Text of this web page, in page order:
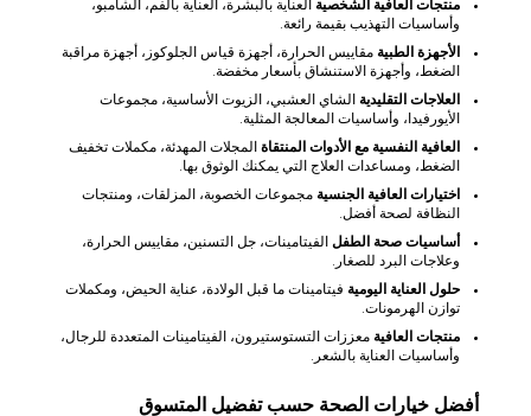
منتجات العافية الشخصية العناية بالبشرة، العناية بالفم، الشامبو،
وأساسيات التهذيب بقيمة رائعة.
الأجهزة الطبية مقاييس الحرارة، أجهزة قياس الجلوكوز، أجهزة مراقبة
الضغط، وأجهزة الاستنشاق بأسعار مخفضة.
العلاجات التقليدية الشاي العشبي، الزيوت الأساسية، مجموعات
الأيورفيدا، وأساسيات المعالجة المثلية.
العافية النفسية مع الأدوات المنتقاة المجلات المهدئة، مكملات تخفيف
الضغط، ومساعدات العلاج التي يمكنك الوثوق بها.
اختيارات العافية الجنسية مجموعات الخصوبة، المزلقات، ومنتجات
النظافة لصحة أفضل.
أساسيات صحة الطفل الفيتامينات، جل التسنين، مقاييس الحرارة،
وعلاجات البرد للصغار.
حلول العناية اليومية فيتامينات ما قبل الولادة، عناية الحيض، ومكملات
توازن الهرمونات.
منتجات العافية معززات التستوستيرون، الفيتامينات المتعددة للرجال،
وأساسيات العناية بالشعر.
أفضل خيارات الصحة حسب تفضيل المتسوق